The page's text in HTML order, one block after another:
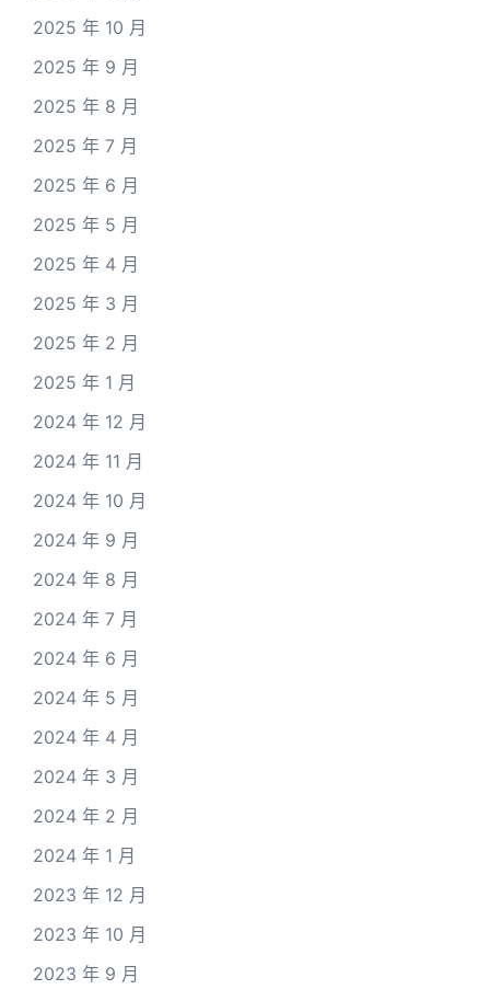
2025 年 10 月
2025 年 9 月
2025 年 8 月
2025 年 7 月
2025 年 6 月
2025 年 5 月
2025 年 4 月
2025 年 3 月
2025 年 2 月
2025 年 1 月
2024 年 12 月
2024 年 11 月
2024 年 10 月
2024 年 9 月
2024 年 8 月
2024 年 7 月
2024 年 6 月
2024 年 5 月
2024 年 4 月
2024 年 3 月
2024 年 2 月
2024 年 1 月
2023 年 12 月
2023 年 10 月
2023 年 9 月